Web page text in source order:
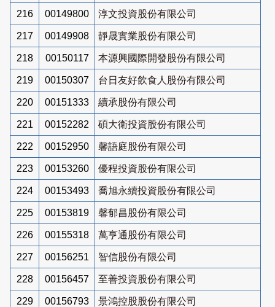
216 00149800 淳文投資股份有限公司
217 00149908 靜晟實業股份有限公司
218 00150117 本源興國際開發股份有限公司
219 00150307 台日友好飲食人股份有限公司
220 00151333 續承股份有限公司
221 00152282 碩大衛投資股份有限公司
222 00152950 馨語庭股份有限公司
223 00153260 優程投資股份有限公司
224 00153493 喬旭永續投資股份有限公司
225 00153819 馨郁昌股份有限公司
226 00155318 萬亨通股份有限公司
227 00156251 智信股份有限公司
228 00156457 至善投資股份有限公司
229 00156793 景鴻控股股份有限公司